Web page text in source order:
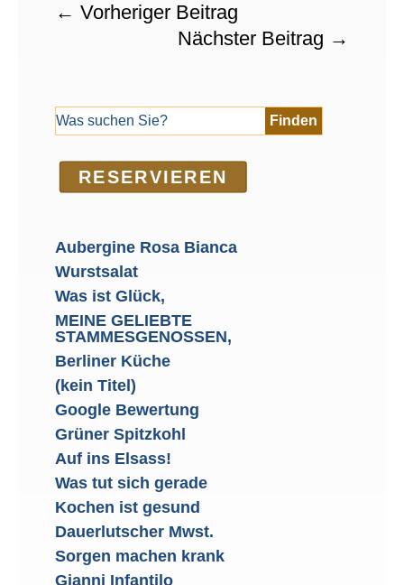
← Vorheriger Beitrag
Nächster Beitrag →
RE­SER­VIEREN
Aubergine Rosa Bianca
Wurstsalat
Was ist Glück,
MEINE GELIEBTE
STAMMESGENOSSEN,
Berliner Küche
(kein Titel)
Google Bewertung
Grüner Spitzkohl
Auf ins Elsass!
Was tut sich gerade
Kochen ist gesund
Dauerlutscher Mwst.
Sorgen machen krank
Gianni Infantilo